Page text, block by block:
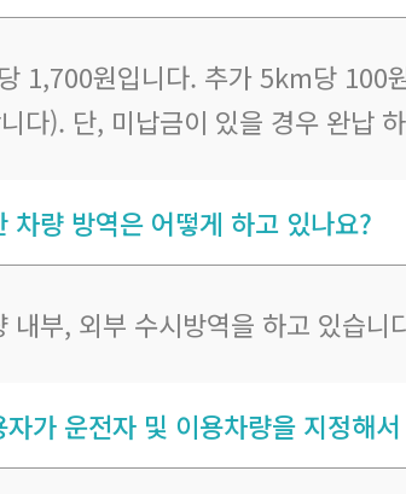
1,700원입니다. 추가 5km당 100
다). 단, 미납금이 있을 경우 완납
차량 방역은 어떻게 하고 있나요?
내부, 외부 수시방역을 하고 있습
가 운전자 및 이용차량을 지정해